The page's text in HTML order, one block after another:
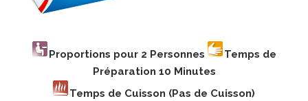
Proportions pour 2 Personnes
Temps de
Préparation 10 Minutes
Temps de Cuisson (Pas de Cuisson)